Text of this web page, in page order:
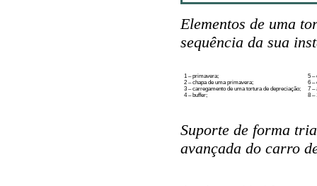
Elementos de uma
sequência da sua
1 – primavera;
2 – chapa de uma primavera;
3 – carregamento de uma tortura de depreciação;
4 – buffer;
5 –
6 –
7 –
8 –
Suporte de forma
avançada do carro